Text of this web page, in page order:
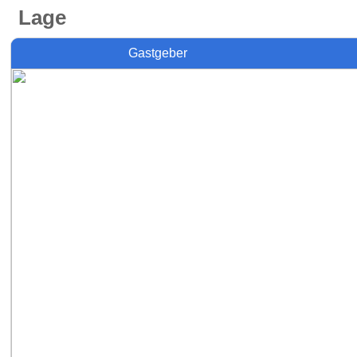
Lage
Gastgeber